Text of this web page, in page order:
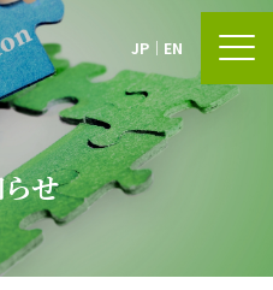
JP ｜ EN
せ